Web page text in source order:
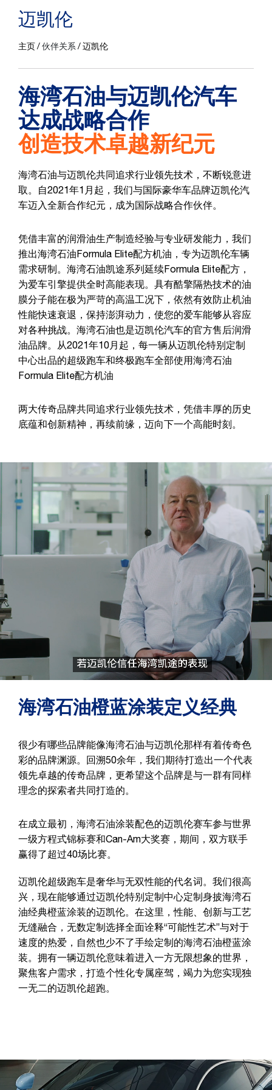
迈凯伦
主页 伙伴关系 迈凯伦
海湾石油与迈凯伦汽车
达成战略合作
创造技术卓越新纪元
海湾石油与迈凯伦共同追求行业领先技术，不断锐意进
取。自2021年1月起，我们与国际豪华车品牌迈凯伦汽
车迈入全新合作纪元，成为国际战略合作伙伴。
凭借丰富的润滑油生产制造经验与专业研发能力，我们
推出海湾石油Formula Elite配方机油，专为迈凯伦车辆
需求研制。海湾石油凯途系列延续Formula Elite配方，
为爱车引擎提供全时高能表现。具有酷擎隔热技术的油
膜分子能在极为严苛的高温工况下，依然有效防止机油
性能快速衰退，保持澎湃动力，使您的爱车能够从容应
对各种挑战。海湾石油也是迈凯伦汽车的官方售后润滑
油品牌。从2021年10月起，每一辆从迈凯伦特别定制
中心出品的超级跑车和终极跑车全部使用海湾石油
Formula Elite配方机油
两大传奇品牌共同追求行业领先技术，凭借丰厚的历史
底蕴和创新精神，再续前缘，迈向下一个高能时刻。
海湾石油橙蓝涂装定义经典
很少有哪些品牌能像海湾石油与迈凯伦那样有着传奇色
彩的品牌渊源。回溯50余年，我们期待打造出一个代表
领先卓越的传奇品牌，更希望这个品牌是与一群有同样
理念的探索者共同打造的。
在成立最初，海湾石油涂装配色的迈凯伦赛车参与世界
一级方程式锦标赛和Can-Am大奖赛，期间，双方联手
赢得了超过40场比赛。
迈凯伦超级跑车是奢华与无双性能的代名词。我们很高
兴，现在能够通过迈凯伦特别定制中心定制身披海湾石
油经典橙蓝涂装的迈凯伦。在这里，性能、创新与工艺
无缝融合，无数定制选择全面诠释“可能性艺术”与对于
速度的热爱，自然也少不了手绘定制的海湾石油橙蓝涂
装。拥有一辆迈凯伦意味着进入一方无限想象的世界，
聚焦客户需求，打造个性化专属座驾，竭力为您实现独
一无二的迈凯伦超跑。